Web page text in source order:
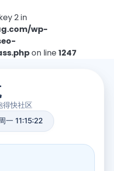
2 in
wp-
on line1247